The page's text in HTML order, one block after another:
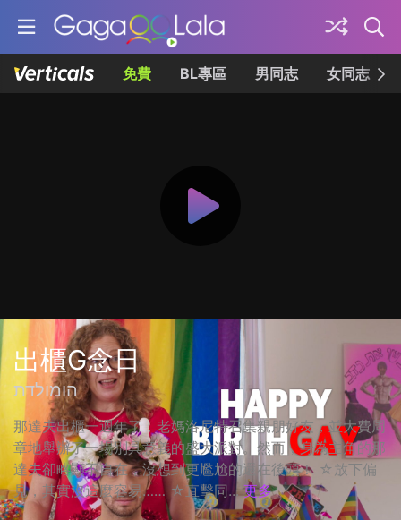
免費 BL專區 男同志 女同志
出櫃G念日
הומולדת
那達夫出櫃一週年了，老媽洛尼特召集親朋好友，並大費周
章地舉辦了一場別具意義的盛大派對。然而，身為主角的那
達夫卻略顯不自在，沒想到更尷尬的還在後頭！ ☆放下偏
見，其實沒這麼容易…… ☆直擊同... 更多